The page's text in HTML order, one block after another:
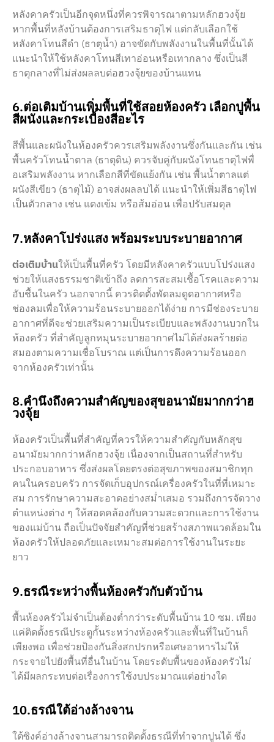
หลังคาครัวเป็นอีกจุดหนึ่งที่ควรพิจารณาตามหลักฮวงจุ้ย
หากพื้นที่หลังบ้านต้องการเสริมธาตุไฟ แต่กลับเลือกใช้
หลังคาโทนสีดำ (ธาตุน้ำ) อาจขัดกับพลังงานในพื้นที่นั้นได้
แนะนำให้ใช้หลังคาโทนสีเทาอ่อนหรือเทากลาง ซึ่งเป็นสี
ธาตุกลางที่ไม่ส่งผลลบต่อฮวงจุ้ยของบ้านแทน
6.ต่อเติมบ้านเพิ่มพื้นที่ใช้สอยห้องครัว เลือกปูพื้น
สีผนังและกระเบื้องสีอะไร
สีพื้นและผนังในห้องครัวควรเสริมพลังงานซึ่งกันและกัน เช่น
พื้นครัวโทนน้ำตาล (ธาตุดิน) ควรจับคู่กับผนังโทนธาตุไฟพื่
อเสริมพลังงาน หากเลือกสีที่ขัดแย้งกัน เช่น พื้นน้ำตาลแต่
ผนังสีเขียว (ธาตุไม้) อาจส่งผลลบได้ แนะนำให้เพิ่มสีธาตุไฟ
เป็นตัวกลาง เช่น แดงเข้ม หรือส้มอ่อน เพื่อปรับสมดุล
7.หลังคาโปร่งแสง พร้อมระบบระบายอากาศ
ต่อเติมบ้านให้เป็นพื้นที่ครัว โดยมีหลังคาครัวแบบโปร่งแสง
ช่วยให้แสงธรรมชาติเข้าถึง ลดการสะสมเชื้อโรคและความ
อับชื้นในครัว นอกจากนี้ ควรติดตั้งพัดลมดูดอากาศหรือ
ช่องลมเพื่อให้ความร้อนระบายออกได้ง่าย การมีช่องระบาย
อากาศที่ดีจะช่วยเสริมความเป็นระเบียบและพลังงานบวกใน
ห้องครัว ที่สำคัญลูกหมุนระบายอากาศไม่ได้ส่งผลร้ายต่อ
สมองตามความเชื่อโบราณ แต่เป็นการดึงความร้อนออก
จากห้องครัวเท่านั้น
8.คำนึงถึงความสำคัญของสุขอนามัยมากกว่าฮ
วงจุ้ย
ห้องครัวเป็นพื้นที่สำคัญที่ควรให้ความสำคัญกับหลักสุข
อนามัยมากกว่าหลักฮวงจุ้ย เนื่องจากเป็นสถานที่สำหรับ
ประกอบอาหาร ซึ่งส่งผลโดยตรงต่อสุขภาพของสมาชิกทุก
คนในครอบครัว การจัดเก็บอุปกรณ์เครื่องครัวในที่ที่เหมาะ
สม การรักษาความสะอาดอย่างสม่ำเสมอ รวมถึงการจัดวาง
ตำแหน่งต่าง ๆ ให้สอดคล้องกับความสะดวกและการใช้งาน
ของแม่บ้าน ถือเป็นปัจจัยสำคัญที่ช่วยสร้างสภาพแวดล้อมใน
ห้องครัวให้ปลอดภัยและเหมาะสมต่อการใช้งานในระยะ
ยาว
9.ธรณีระหว่างพื้นห้องครัวกับตัวบ้าน
พื้นห้องครัวไม่จำเป็นต้องต่ำกว่าระดับพื้นบ้าน 10 ซม. เพียง
แค่ติดตั้งธรณีประตูกั้นระหว่างห้องครัวและพื้นที่ในบ้านก็
เพียงพอ เพื่อช่วยป้องกันสิ่งสกปรกหรือเศษอาหารไม่ให้
กระจายไปยังพื้นที่อื่นในบ้าน โดยระดับพื้นของห้องครัวไม่
ได้มีผลกระทบต่อเรื่องการใช้งบประมาณแต่อย่างใด
10.ธรณีใต้อ่างล้างจาน
ใต้ซิงค์อ่างล้างจานสามารถติดตั้งธรณีที่ทำจากปูนได้ ซึ่ง